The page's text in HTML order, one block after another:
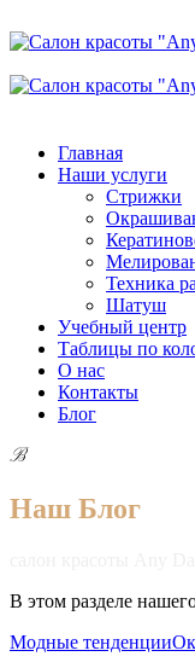
Главная
Наши услуги
Стрижки
Техника
Шатуш
Учебный центр
Таблицы по
О нас
Контакты
Блог
B
Наш Блог
В этом разделе
Модные тенденции